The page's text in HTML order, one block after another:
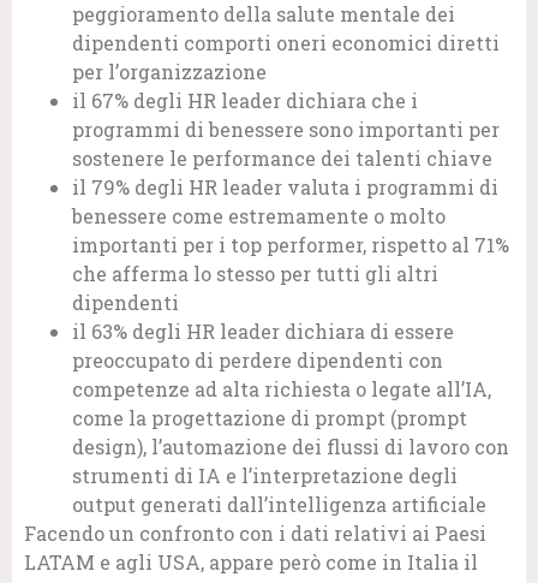
peggioramento della salute mentale dei
dipendenti comporti oneri economici diretti
per l’organizzazione
il 67% degli HR leader dichiara che i
programmi di benessere sono importanti per
sostenere le performance dei talenti chiave
il 79% degli HR leader valuta i programmi di
benessere come estremamente o molto
importanti per i top performer, rispetto al 71%
che afferma lo stesso per tutti gli altri
dipendenti
il 63% degli HR leader dichiara di essere
preoccupato di perdere dipendenti con
competenze ad alta richiesta o legate all’IA,
come la progettazione di prompt (prompt
design), l’automazione dei flussi di lavoro con
strumenti di IA e l’interpretazione degli
output generati dall’intelligenza artificiale
Facendo un confronto con i dati relativi ai Paesi
LATAM e agli USA, appare però come in Italia il